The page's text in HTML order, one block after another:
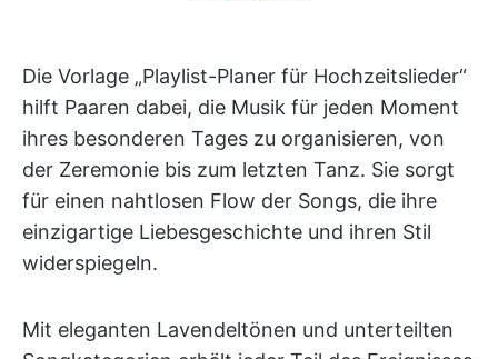
Die Vorlage „Playlist-Planer für Hochzeitslieder“
hilft Paaren dabei, die Musik für jeden Moment
ihres besonderen Tages zu organisieren, von
der Zeremonie bis zum letzten Tanz. Sie sorgt
für einen nahtlosen Flow der Songs, die ihre
einzigartige Liebesgeschichte und ihren Stil
widerspiegeln.
Mit eleganten Lavendeltönen und unterteilten